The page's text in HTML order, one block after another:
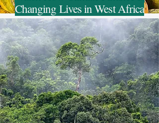
Changing Lives in West Africa